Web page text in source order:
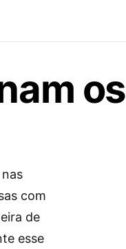
os
com
de
esse